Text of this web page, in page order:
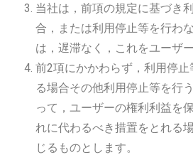
当社は，前項の規定に基づき
合，または利用停止等を行わ
は，遅滞なく，これをユーザ
前2項にかかわらず，利用停
る場合その他利用停止等を行
って，ユーザーの権利利益を
れに代わるべき措置をとれる
じるものとします。